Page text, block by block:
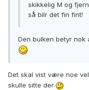
skikkelig M og
så bilr det fin fint!
Den bulken betyr nok
Det skal vist være noe
skulle sitte der